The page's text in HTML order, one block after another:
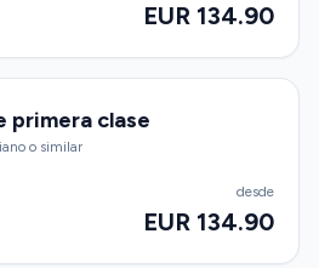
EUR 134.90
primera clase
o similar
desde
EUR 134.90